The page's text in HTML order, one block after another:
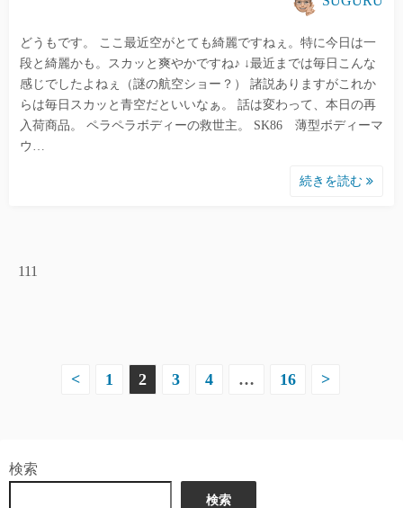
どうもです。 ここ最近空がとても綺麗ですねぇ。特に今日は一
段と綺麗かも。スカッと爽やかですね♪ ↓最近までは毎日こんな
感じでしたよねぇ（謎の航空ショー？） 諸説ありますがこれか
らは毎日スカッと青空だといいなぁ。 話は変わって、本日の再
入荷商品。 ペラペラボディーの救世主。 SK86 薄型ボディーマ
ウ…
続きを読む
111
ペ
< 1 2 3 4 … 16 >
検索
検索